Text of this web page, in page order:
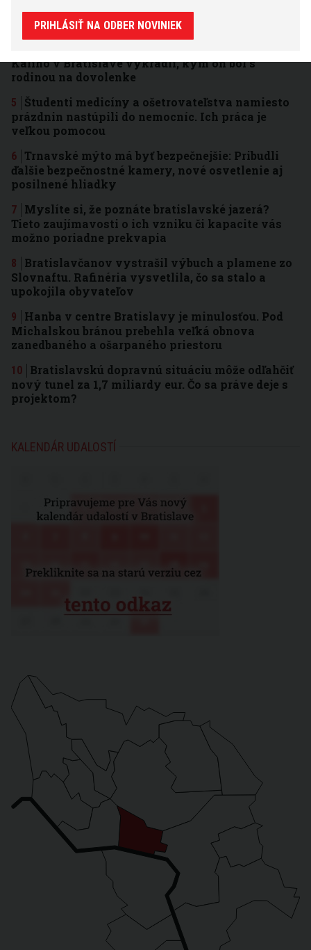
dopravné obmedzenia pre festival: Pred cestou do
Vajnôr sa pripravte na kolóny
Kaliho v Bratislave vykradli, kým on bol s
rodinou na dovolenke
Študenti medicíny a ošetrovateľstva namiesto
prázdnin nastúpili do nemocníc. Ich práca je
veľkou pomocou
Trnavské mýto má byť bezpečnejšie: Pribudli
ďalšie bezpečnostné kamery, nové osvetlenie aj
posilnené hliadky
Myslíte si, že poznáte bratislavské jazerá?
Tieto zaujímavosti o ich vzniku či kapacite vás
možno poriadne prekvapia
Bratislavčanov vystrašil výbuch a plamene zo
Slovnaftu. Rafinéria vysvetlila, čo sa stalo a
upokojila obyvateľov
Hanba v centre Bratislavy je minulosťou. Pod
Michalskou bránou prebehla veľká obnova
zanedbaného a ošarpaného priestoru
Bratislavskú dopravnú situáciu môže odľahčiť
nový tunel za 1,7 miliardy eur. Čo sa práve deje s
projektom?
KALENDÁR UDALOSTÍ
PRIHLÁSIŤ NA ODBER NOVINIEK